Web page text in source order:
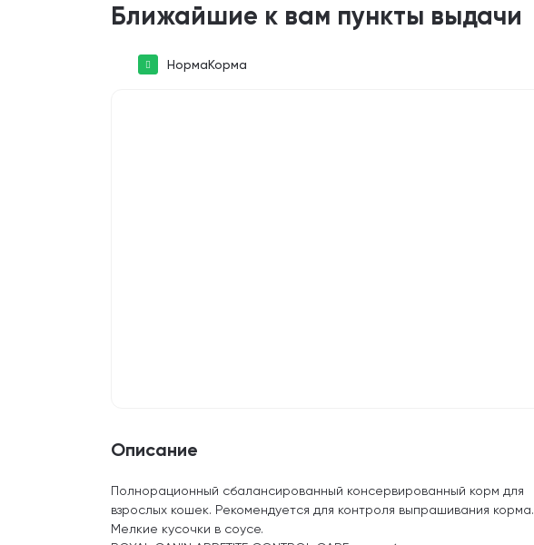
Ближайшие к вам пункты выдачи
НормаКорма
Описание
Полнорационный сбалансированный консервированный корм для
взрослых кошек. Рекомендуется для контроля выпрашивания корма.
Мелкие кусочки в соусе.